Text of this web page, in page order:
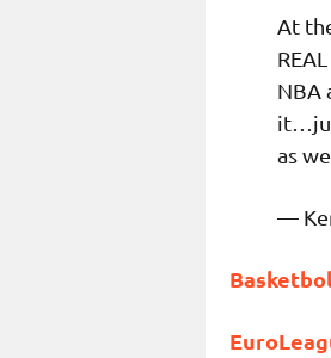
At
NBA
as
—